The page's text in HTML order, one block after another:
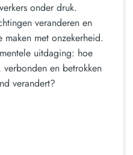
onder druk.
veranderen en
maken met onzekerheid.
uitdaging: hoe
en betrokken
verandert?